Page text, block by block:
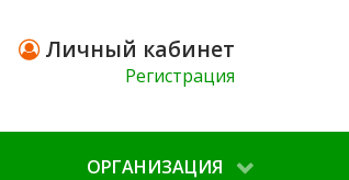
Личный кабинет
Регистрация
ОРГАНИЗАЦИЯ